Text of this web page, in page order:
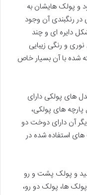
و پولک هایشان به
در رنگبندی آن وجود
دایره ای و چند
و رنگی زیبایی
شده با آن بسیار خاص
های پولکی دارای
های پولکی،
آن دارای دوخت دو
استفاده شده در
و پولک پشت و رو
ها، پولک دو رو،